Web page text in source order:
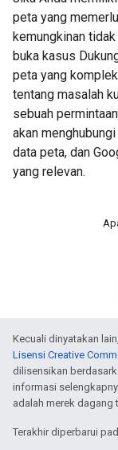
peta yang
kemungkinan
buka kasus
peta yang
tentang masalah
sebuah
akan
data peta, dan
yang relevan.
Kecuali dinyatakan
Lisensi Creative
dilisensikan
informasi
adalah merek dagang
Terakhir diperbarui